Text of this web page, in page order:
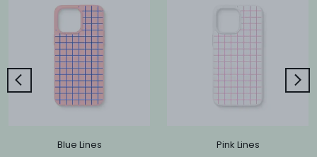
Blue Lines Pink Lines